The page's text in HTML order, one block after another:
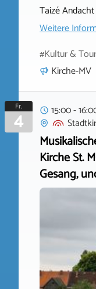
Taizé
Weitere
#Kultur &
Kirche-MV
Fr.
4
15:00 -
Kirche St.
Gesang,